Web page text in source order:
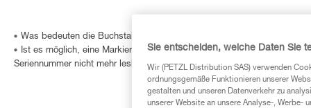
Was bedeuten die Buchstaben Pat auf den Verbindungselementen?
Ist es möglich, eine Markierung in ein Verbindungselement
Seriennummer nicht mehr lesbar ist?
Sie entscheiden, welche Daten Sie
Wir (PETZL Distribution SAS) verwenden
ordnungsgemäße Funktionieren unserer
gestalten und unseren Datenverkehr zu
unserer Website an unsere Analyse-, Werbe-